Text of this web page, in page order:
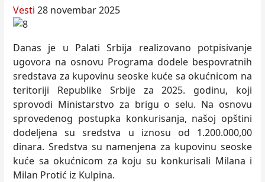
Vesti 28 novembar 2025
Danas je u Palati Srbija realizovano potpisivanje
ugovora na osnovu Programa dodele bespovratnih
sredstava za kupovinu seoske kuće sa okućnicom na
teritoriji Republike Srbije za 2025. godinu, koji
sprovodi Ministarstvo za brigu o selu. Na osnovu
sprovedenog postupka konkurisanja, našoj opštini
dodeljena su sredstva u iznosu od 1.200.000,00
dinara. Sredstva su namenjena za kupovinu seoske
kuće sa okućnicom za koju su konkurisali Milana i
Milan Protić iz Kulpina.